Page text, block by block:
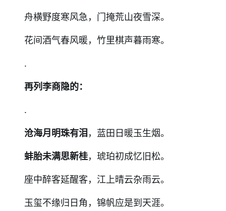
舟横野度寒风急，门掩荒山夜雪深。
花间酒气春风暖，竹里棋声暮雨寒。
.
再列李商隐的：
.
沧海月明珠有泪，蓝田日暖玉生烟。
蚌胎未满思新桂，琥珀初成忆旧松。
座中醉客延醒客，江上晴云杂雨云。
玉玺不缘归日角，锦帆应是到天涯。